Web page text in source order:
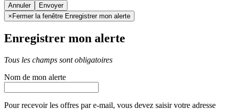
Annuler
× Fermer la fenêtre Enregistrer mon alerte
Enregistrer mon alerte
Tous les champs sont obligatoires
Nom de mon alerte
Pour recevoir les offres par e-mail, vous devez saisir votre adresse